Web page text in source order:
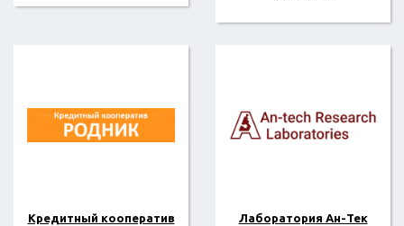
Кредитный кооператив
Лаборатория Ан-Тек